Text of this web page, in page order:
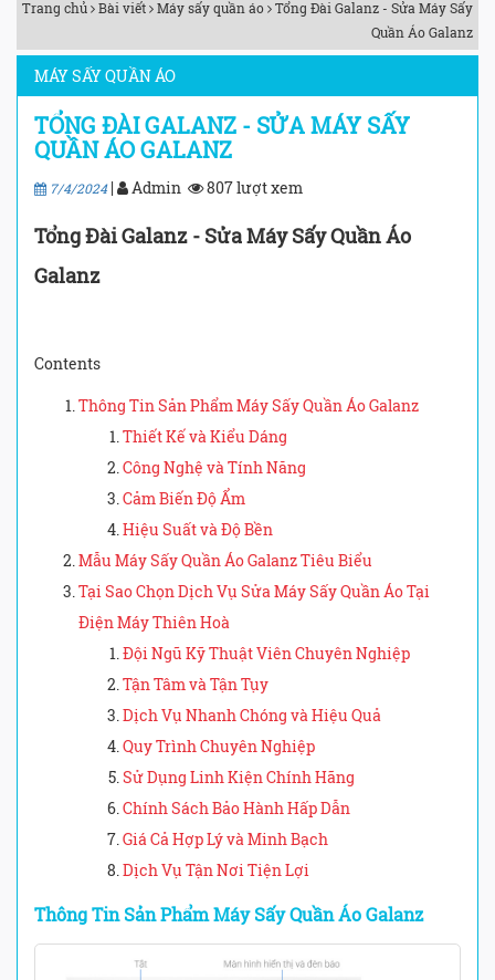
Trang chủ Bài viết Máy sấy quần áo
Tổng Đài Galanz - Sửa Máy Sấy
Quần Áo Galanz
MÁY SẤY QUẦN ÁO
TỔNG ĐÀI GALANZ - SỬA MÁY SẤY
QUẦN ÁO GALANZ
7/4/2024| Admin 807 lượt xem
Tổng Đài Galanz - Sửa Máy Sấy Quần Áo
Galanz
Contents
Thông Tin Sản Phẩm Máy Sấy Quần Áo Galanz
Thiết Kế và Kiểu Dáng
Công Nghệ và Tính Năng
Cảm Biến Độ Ẩm
Hiệu Suất và Độ Bền
Mẫu Máy Sấy Quần Áo Galanz Tiêu Biểu
Tại Sao Chọn Dịch Vụ Sửa Máy Sấy Quần Áo Tại
Điện Máy Thiên Hoà
Đội Ngũ Kỹ Thuật Viên Chuyên Nghiệp
Tận Tâm và Tận Tụy
Dịch Vụ Nhanh Chóng và Hiệu Quả
Quy Trình Chuyên Nghiệp
Sử Dụng Linh Kiện Chính Hãng
Chính Sách Bảo Hành Hấp Dẫn
Giá Cả Hợp Lý và Minh Bạch
Dịch Vụ Tận Nơi Tiện Lợi
Thông Tin Sản Phẩm Máy Sấy Quần Áo Galanz